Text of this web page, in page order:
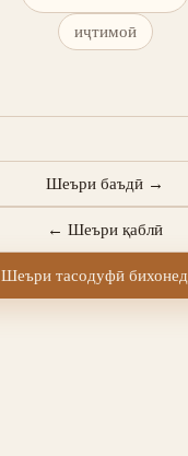
иҷтимоӣ
← Шеъри қаблӣ
Шеъри баъдӣ →
Шеъри тасодуфӣ бихонед